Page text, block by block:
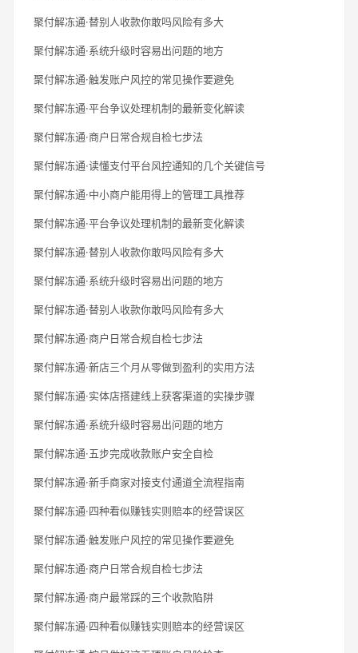
聚付解冻通·替别人收款你敢吗风险有多大
聚付解冻通·系统升级时容易出问题的地方
聚付解冻通·触发账户风控的常见操作要避免
聚付解冻通·平台争议处理机制的最新变化解读
聚付解冻通·商户日常合规自检七步法
聚付解冻通·读懂支付平台风控通知的几个关键信号
聚付解冻通·中小商户能用得上的管理工具推荐
聚付解冻通·平台争议处理机制的最新变化解读
聚付解冻通·替别人收款你敢吗风险有多大
聚付解冻通·系统升级时容易出问题的地方
聚付解冻通·替别人收款你敢吗风险有多大
聚付解冻通·商户日常合规自检七步法
聚付解冻通·新店三个月从零做到盈利的实用方法
聚付解冻通·实体店搭建线上获客渠道的实操步骤
聚付解冻通·系统升级时容易出问题的地方
聚付解冻通·五步完成收款账户安全自检
聚付解冻通·新手商家对接支付通道全流程指南
聚付解冻通·四种看似赚钱实则赔本的经营误区
聚付解冻通·触发账户风控的常见操作要避免
聚付解冻通·商户日常合规自检七步法
聚付解冻通·商户最常踩的三个收款陷阱
聚付解冻通·四种看似赚钱实则赔本的经营误区